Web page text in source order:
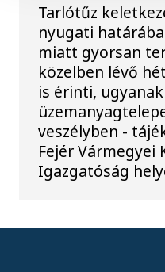
Tarlótűz
nyugati
miatt gyorsan
közelben lévő
is érinti,
veszélyben -
Fejér
Igazgatóság